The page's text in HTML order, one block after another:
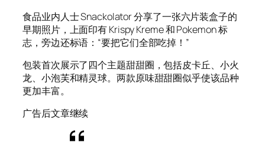
食品业内人士 Snackolator 分享了一张六片装盒子的
早期照片，上面印有 Krispy Kreme 和 Pokemon 标
志，旁边还标语：“要把它们全部吃掉！”
包装首次展示了四个主题甜甜圈，包括皮卡丘、小火
龙、小泡芙和精灵球。两款原味甜甜圈似乎使该品种
更加丰富。
广告后文章继续